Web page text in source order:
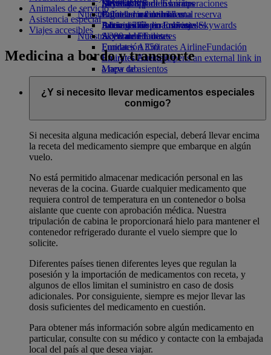
Bebidas
Nuestra flota
Boeing 777
A380 de Emirates
Emirates A350
Emirates Executive
Mapa de asientos
Diversión para los niños
Juguetes infantiles
Actividades para niños
Sostenibilidad en las operaciones
Política medioambiental
Informes medioambientales
Nuestras comunidades
Fundación Emirates AirlineFundación
Emirates Airline Opens an external link in
a new tab
Patrocinios
Skywards Rail
Calculadora de millas
Inicie sesión en Emirates Skywards
Skywards+
Móvil y app de Emirates
Cancelar o cambiar una reserva
Alteraciones en los viajes
Acerca de Emirates
Animales de servicio
Asistencia especial
Viajes accesibles
Medicina a bordo y transporte
¿Y si necesito llevar medicamentos especiales
conmigo?
Si necesita alguna medicación especial, deberá llevar encima
la receta del medicamento siempre que embarque en algún
vuelo.
No está permitido almacenar medicación personal en las
neveras de la cocina. Guarde cualquier medicamento que
requiera control de temperatura en un contenedor o bolsa
aislante que cuente con aprobación médica. Nuestra
tripulación de cabina le proporcionará hielo para mantener el
contenedor refrigerado durante el vuelo siempre que lo
solicite.
Diferentes países tienen diferentes leyes que regulan la
posesión y la importación de medicamentos con receta, y
algunos de ellos limitan el suministro en caso de dosis
adicionales. Por consiguiente, siempre es mejor llevar las
dosis suficientes del medicamento en cuestión.
Para obtener más información sobre algún medicamento en
particular, consulte con su médico y contacte con la embajada
local del país al que desea viajar.